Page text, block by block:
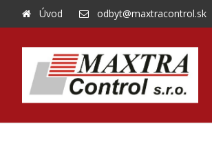
Úvod odbyt@maxtracontrol.sk